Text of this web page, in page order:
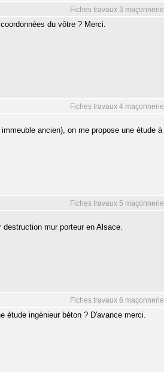
Fiches travaux 3 maçonnerie
du vôtre ? Merci.
Fiches travaux 4 maçonnerie
ancien), on me propose une étude à
Fiches travaux 5 maçonnerie
destruction mur porteur en Alsace.
Fiches travaux 6 maçonnerie
étude ingénieur béton ? D'avance merci.